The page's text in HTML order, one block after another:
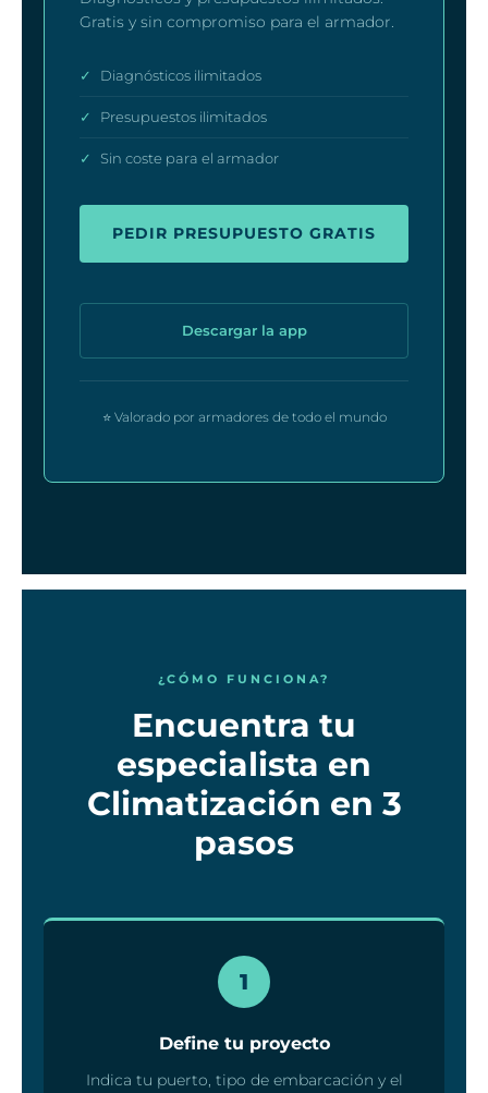
Gratis y sin compromiso para el armador.
✓ Diagnósticos ilimitados
✓ Presupuestos ilimitados
✓ Sin coste para el armador
PEDIR PRESUPUESTO GRATIS
Descargar la app
⭐ Valorado por armadores de todo el mundo
¿CÓMO FUNCIONA?
Encuentra tu
especialista en
Climatización en 3
pasos
1
Define tu proyecto
Indica tu puerto, tipo de embarcación y el